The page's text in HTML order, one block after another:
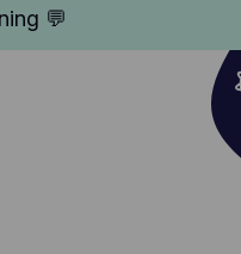
💬